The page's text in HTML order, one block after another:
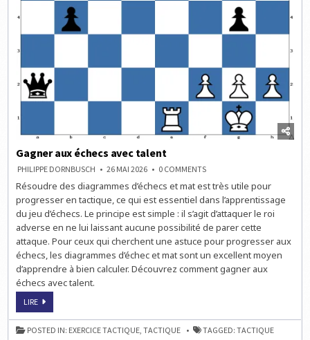
Gagner aux échecs avec talent
PHILIPPE DORNBUSCH 26 MAI 2026 0 COMMENTSON
AUX
AVEC
TALENT
Résoudre des diagrammes d’échecs et mat est très utile pour
progresser en tactique, ce qui est essentiel dans l’apprentissage
du jeu d’échecs. Le principe est simple : il s’agit d’attaquer le roi
adverse en ne lui laissant aucune possibilité de parer cette
attaque. Pour ceux qui cherchent une astuce pour progresser aux
échecs, les diagrammes d’échec et mat sont un excellent moyen
d’apprendre à bien calculer. Découvrez comment gagner aux
échecs avec talent.
LIREGAGNER
ÉCHECS
AVEC
TALENT
POSTED IN: EXERCICE TACTIQUE ,TACTIQUE TAGGED:TACTIQUE